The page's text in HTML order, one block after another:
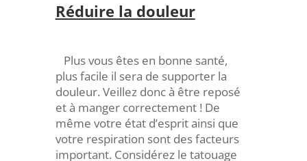
Réduire la douleur
Plus vous êtes en bonne santé,
plus facile il sera de supporter la
douleur. Veillez donc à être reposé
et à manger correctement ! De
même votre état d’esprit ainsi que
votre respiration sont des facteurs
important. Considérez le tatouage